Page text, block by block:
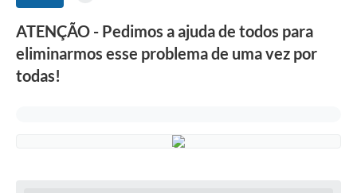
ATENÇÃO - Pedimos a ajuda de todos para
eliminarmos esse problema de uma vez por
todas!